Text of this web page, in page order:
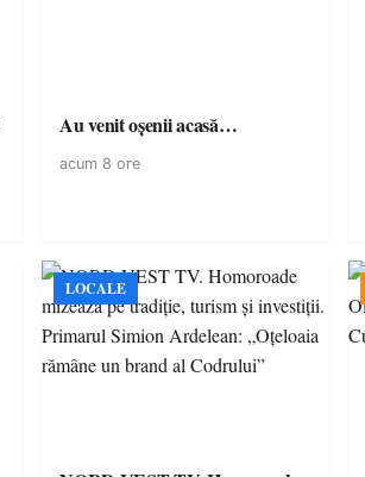
Au venit oșenii acasă…
acum 8 ore
LOCALE